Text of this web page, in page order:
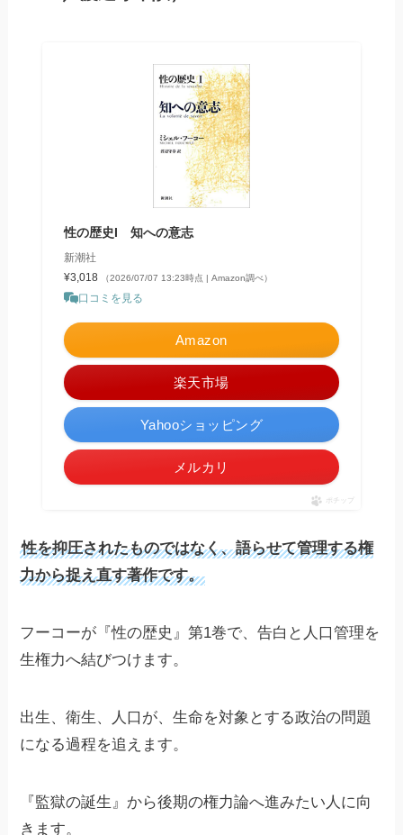
性の歴史I 知への意志
新潮社
¥3,018
（2026/07/07 13:23時点 | Amazon調べ）
口コミを見る
Amazon
楽天市場
Yahooショッピング
メルカリ
ポチップ
性を抑圧されたものではなく、語らせて管理する権
力から捉え直す著作です。
フーコーが『性の歴史』第1巻で、告白と人口管理を
生権力へ結びつけます。
出生、衛生、人口が、生命を対象とする政治の問題
になる過程を追えます。
『監獄の誕生』から後期の権力論へ進みたい人に向
きます。